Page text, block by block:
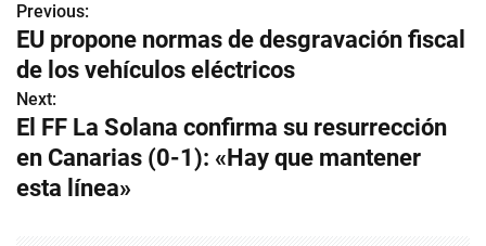
N
a
v
e
g
Previous:
EU propone normas de desgravación fiscal
de los vehículos eléctricos
Next:
El FF La Solana confirma su resurrección
en Canarias (0-1): «Hay que mantener
esta línea»